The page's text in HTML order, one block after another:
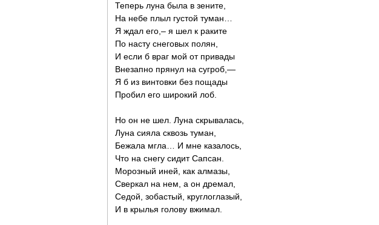
Теперь луна была в зените,
На небе плыл густой туман…
Я ждал его,– я шел к раките
По насту снеговых полян,
И если б враг мой от привады
Внезапно прянул на сугроб,—
Я б из винтовки без пощады
Пробил его широкий лоб.
Но он не шел. Луна скрывалась,
Луна сияла сквозь туман,
Бежала мгла… И мне казалось,
Что на снегу сидит Сапсан.
Морозный иней, как алмазы,
Сверкал на нем, а он дремал,
Седой, зобастый, круглоглазый,
И в крылья голову вжимал.